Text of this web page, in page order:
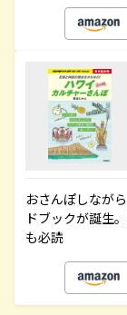
おさんぽしなが
ドブックが誕生
も必読